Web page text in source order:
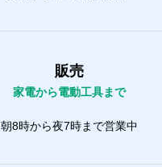
販売
家電から電動工具まで
朝8時から夜7時まで営業中